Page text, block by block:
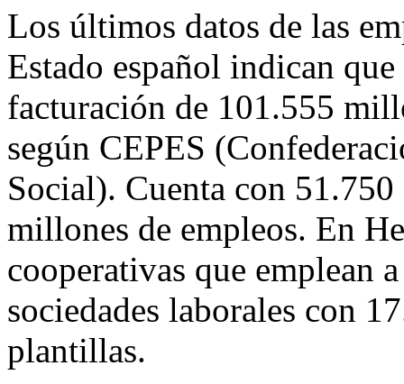
Los últimos datos de las
Estado español indican
facturación de 101.555
según CEPES
Social). Cuenta con
millones de empleos. En
cooperativas que emplean
sociedades laborales con
plantillas.